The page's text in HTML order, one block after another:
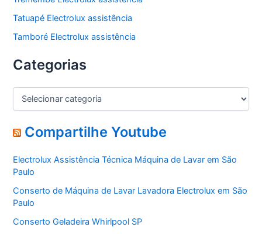
Tatuapé Electrolux assistência
Tamboré Electrolux assistência
Categorias
C
e
g
r
i
a
s
Compartilhe Youtube
Electrolux Assistência Técnica Máquina de Lavar em São
Paulo
Conserto de Máquina de Lavar Lavadora Electrolux em São
Paulo
Conserto Geladeira Whirlpool SP